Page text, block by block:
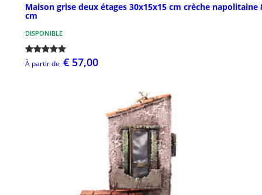
Maison grise deux étages 30x15x15 cm crèche napolitaine
cm
DISPONIBLE
À partir de € 57,00